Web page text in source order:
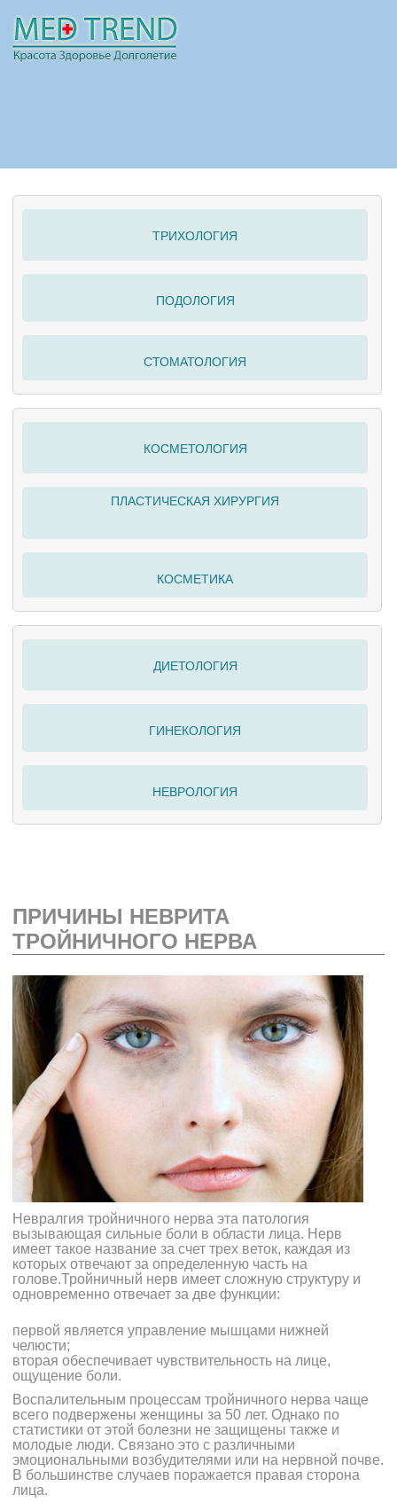
ПОЛЕЗНО
ТРИХОЛОГИЯ
ПОДОЛОГИЯ
СТОМАТОЛОГИЯ
КОСМЕТОЛОГИЯ
ПЛАСТИЧЕСКАЯ ХИРУРГИЯ
КОСМЕТИКА
ДИЕТОЛОГИЯ
ГИНЕКОЛОГИЯ
НЕВРОЛОГИЯ
ПРИЧИНЫ НЕВРИТА
ТРОЙНИЧНОГО НЕРВА
Невралгия тройничного нерва эта патология
вызывающая сильные боли в области лица. Нерв
имеет такое название за счет трех веток, каждая из
которых отвечают за определенную часть на
голове.Тройничный нерв имеет сложную структуру и
одновременно отвечает за две функции:
первой является управление мышцами нижней
челюсти;
вторая обеспечивает чувствительность на лице,
ощущение боли.
Воспалительным процессам тройничного нерва чаще
всего подвержены женщины за 50 лет. Однако по
статистики от этой болезни не защищены также и
молодые люди. Связано это с различными
эмоциональными возбудителями или на нервной почве.
В большинстве случаев поражается правая сторона
лица.